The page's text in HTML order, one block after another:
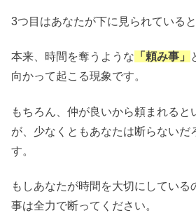
3つ目はあなたが下に見られていると
本来、時間を奪うような 「頼み事」
向かって起こる現象です。
もちろん、仲が良いから頼まれると
が、少なくともあなたは断らないだ
す。
もしあなたが時間を大切にしている
事は全力で断ってください。